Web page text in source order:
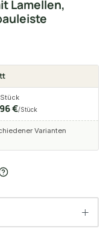
Lamellen,
€/Stück
Varianten